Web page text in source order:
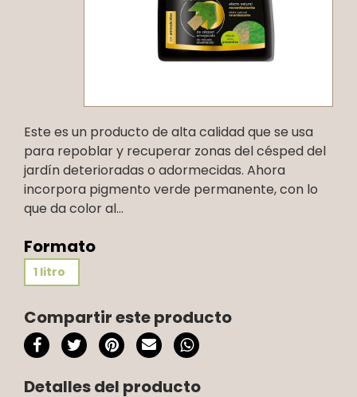
Este es un producto de alta calidad que se usa
para repoblar y recuperar zonas del césped del
jardín deterioradas o adormecidas. Ahora
incorpora pigmento verde permanente, con lo
que da color al...
Formato
1 litro
Compartir este producto
Detalles del producto